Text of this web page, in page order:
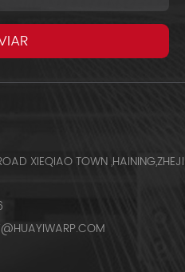
XIEQIAO TOWN ,HAINING,ZHEJI